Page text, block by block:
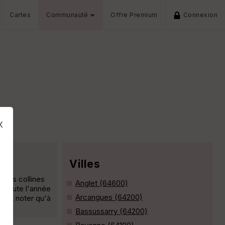
Cartes Communauté Offre Premium Connexion
les collines
toute l'année
A noter qu'à
Villes
Anglet (64600)
Arcangues (64200)
Bassussarry (64200)